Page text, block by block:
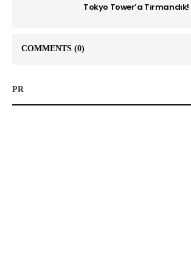
Tokyo Tower’a Tırmandık!
COMMENTS (0)
PR